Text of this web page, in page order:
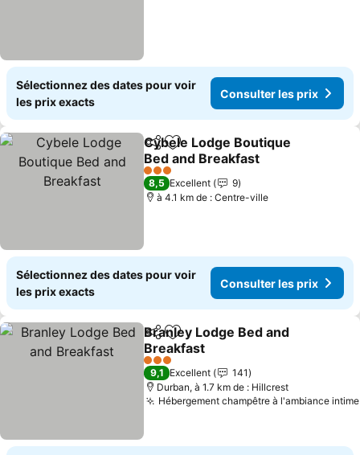
Sélectionnez des dates pour voir
les prix exacts
Consulter les prix
PartagerAjouter à mes favoris
Cybele Lodge Boutique
Bed and Breakfast
Consulter les prix
3 Étoiles
8,5 Excellent
9
à 4.1 km de : Centre-ville
Sélectionnez des dates pour voir
les prix exacts
Consulter les prix
PartagerAjouter à mes favoris
Branley Lodge Bed and
Breakfast
Consulter les prix
3 Étoiles
9,1 Excellent
141
Durban, à 1.7 km de : Hillcrest
Hébergement champêtre à l'ambiance intime